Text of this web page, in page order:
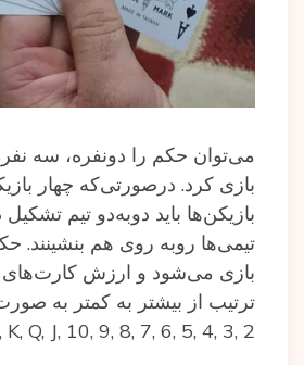
می‌توان حکم را دونفره، سه‌
بازی کرد. درصورتی‌که چهار
بازیکن‌ها باید دوبه‌دو تیم
بازی می‌شود و ارزش کارت‌های
ترتیب از بیشتر به کمتر به
K, Q, J, 10, 9, 8, 7, 6, 5, 4, 3, 2